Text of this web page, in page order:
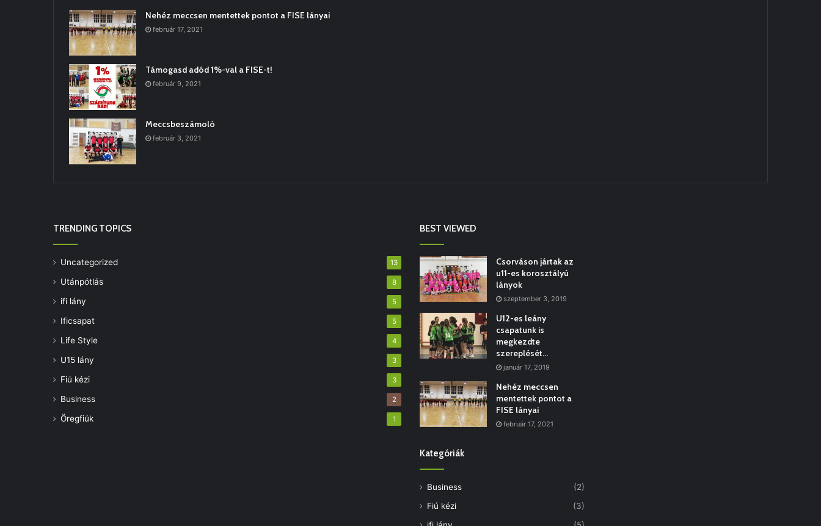
Nehéz meccsen mentettek pontot a FISE lányai
február 17, 2021
Támogasd adód 1%-val a FISE-t!
február 9, 2021
Meccsbeszámoló
február 3, 2021
TRENDING TOPICS
Uncategorized 13
Utánpótlás 8
ifi lány 5
Ificsapat 5
Life Style 4
U15 lány 3
Fiú kézi 3
Business 2
Öregfiúk 1
BEST VIEWED
Csorváson jártak az
u11-es korosztályú
lányok
szeptember 3, 2019
U12-es leány
csapatunk is
megkezdte
szereplését…
január 17, 2019
Nehéz meccsen
mentettek pontot a
FISE lányai
február 17, 2021
Kategóriák
Business
(2)
Fiú kézi
(3)